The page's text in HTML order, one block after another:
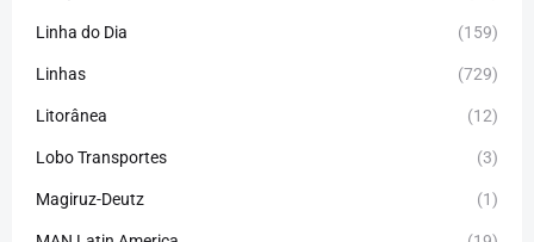
Linha do Dia (159)
Linhas (729)
Litorânea (12)
Lobo Transportes (3)
Magiruz-Deutz (1)